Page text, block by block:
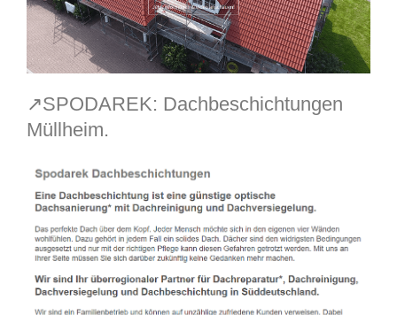
↗️SPODAREK: Dachbeschichtungen
Müllheim.